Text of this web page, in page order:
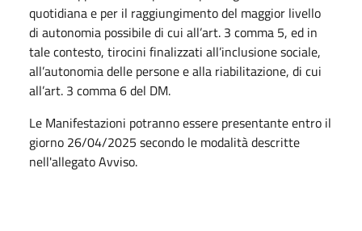
quotidiana e per il raggiungimento del maggior livello
di autonomia possibile di cui all’art. 3 comma 5, ed in
tale contesto, tirocini finalizzati all’inclusione sociale,
all’autonomia delle persone e alla riabilitazione, di cui
all’art. 3 comma 6 del DM.
Le Manifestazioni potranno essere presentante entro il
giorno 26/04/2025 secondo le modalità descritte
nell'allegato Avviso.